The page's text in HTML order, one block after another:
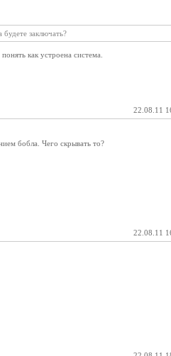
заключать?
как устроена система.
22.08.11
бобла. Чего скрывать то?
22.08.11